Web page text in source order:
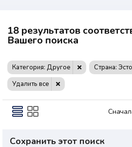
18 результатов
Вашего поиска
Категория: Другое
Страна:
Удалить все
Сохранить этот поиск